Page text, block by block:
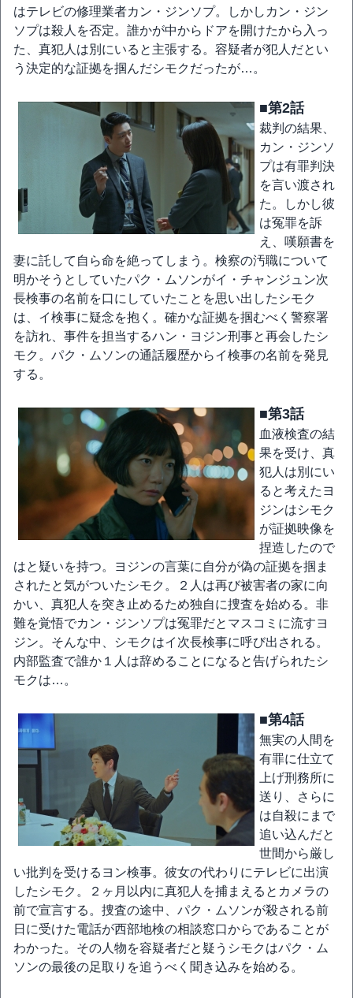
はテレビの修理業者カン・ジンソプ。しかしカン・ジン
ソプは殺人を否定。誰かが中からドアを開けたから入っ
た、真犯人は別にいると主張する。容疑者が犯人だとい
う決定的な証拠を掴んだシモクだったが…。
■第2話
裁判の結果、
カン・ジンソ
プは有罪判決
を言い渡され
た。しかし彼
は冤罪を訴
え、嘆願書を
妻に託して自ら命を絶ってしまう。検察の汚職について
明かそうとしていたパク・ムソンがイ・チャンジュン次
長検事の名前を口にしていたことを思い出したシモク
は、イ検事に疑念を抱く。確かな証拠を掴むべく警察署
を訪れ、事件を担当するハン・ヨジン刑事と再会したシ
モク。パク・ムソンの通話履歴からイ検事の名前を発見
する。
■第3話
血液検査の結
果を受け、真
犯人は別にい
ると考えたヨ
ジンはシモク
が証拠映像を
捏造したので
はと疑いを持つ。ヨジンの言葉に自分が偽の証拠を掴ま
されたと気がついたシモク。２人は再び被害者の家に向
かい、真犯人を突き止めるため独自に捜査を始める。非
難を覚悟でカン・ジンソプは冤罪だとマスコミに流すヨ
ジン。そんな中、シモクはイ次長検事に呼び出される。
内部監査で誰か１人は辞めることになると告げられたシ
モクは…。
■第4話
無実の人間を
有罪に仕立て
上げ刑務所に
送り、さらに
は自殺にまで
追い込んだと
世間から厳し
い批判を受けるヨン検事。彼女の代わりにテレビに出演
したシモク。２ヶ月以内に真犯人を捕まえるとカメラの
前で宣言する。捜査の途中、パク・ムソンが殺される前
日に受けた電話が西部地検の相談窓口からであることが
わかった。その人物を容疑者だと疑うシモクはパク・ム
ソンの最後の足取りを追うべく聞き込みを始める。